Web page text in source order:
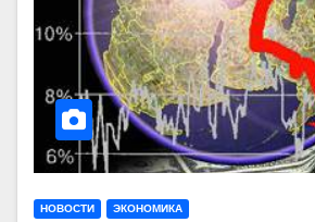
НОВОСТИ ЭКОНОМИКА